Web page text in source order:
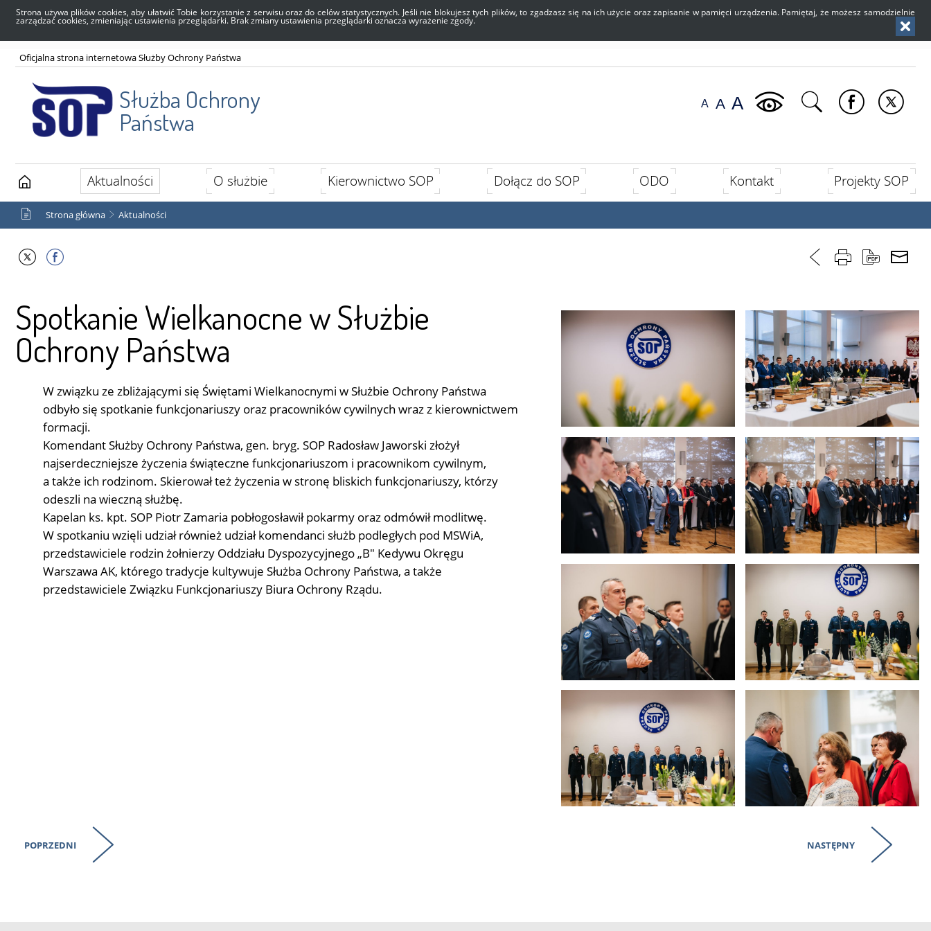
Strona używa plików cookies, aby ułatwić Tobie korzystanie z serwisu oraz do celów statystycznych. Jeśli nie blokujesz tych plików, to zgadzasz się na ich użycie oraz zapisanie w pamięci urządzenia. Pamiętaj, że możesz samodzielnie
zarządzać cookies, zmieniając ustawienia przeglądarki. Brak zmiany ustawienia przeglądarki oznacza wyrażenie zgody.
Służba Ochrony
Państwa
Oficjalna strona internetowa Służby Ochrony Państwa
Aktualności O służbie Kierownictwo SOP Dołącz do SOP ODO Kontakt Projekty SOP
Strona główna Aktualności
Spotkanie Wielkanocne w Służbie
Ochrony Państwa
W związku ze zbliżającymi się Świętami Wielkanocnymi w Służbie Ochrony Państwa
odbyło się spotkanie funkcjonariuszy oraz pracowników cywilnych wraz z kierownictwem
formacji.
Komendant Służby Ochrony Państwa, gen. bryg. SOP Radosław Jaworski złożył
najserdeczniejsze życzenia świąteczne funkcjonariuszom i pracownikom cywilnym,
a także ich rodzinom. Skierował też życzenia w stronę bliskich funkcjonariuszy, którzy
odeszli na wieczną służbę.
Kapelan ks. kpt. SOP Piotr Zamaria pobłogosławił pokarmy oraz odmówił modlitwę.
W spotkaniu wzięli udział również udział komendanci służb podległych pod MSWiA,
przedstawiciele rodzin żołnierzy Oddziału Dyspozycyjnego „B" Kedywu Okręgu
Warszawa AK, którego tradycje kultywuje Służba Ochrony Państwa, a także
przedstawiciele Związku Funkcjonariuszy Biura Ochrony Rządu.
POPRZEDNI NASTĘPNY